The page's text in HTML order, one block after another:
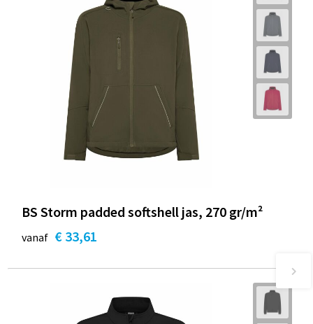
BS Storm padded softshell jas, 270 gr/m²
vanaf € 33,61